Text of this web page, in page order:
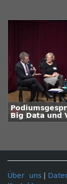
Big Data und
Über uns